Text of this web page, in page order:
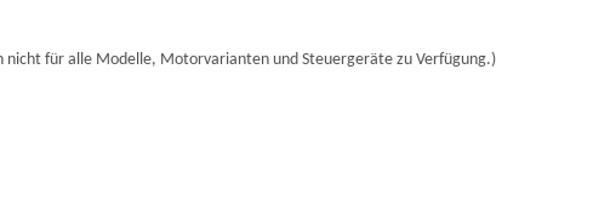
nicht für alle Modelle, Motorvarianten und Steuergeräte zu Verfügung.)